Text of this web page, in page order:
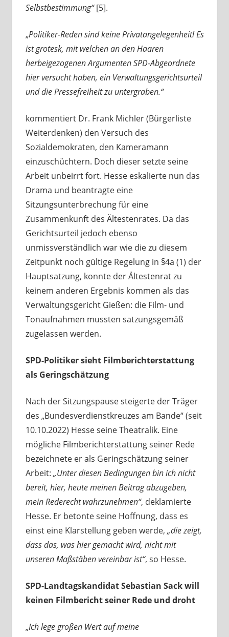
Selbstbestimmung“[5].
„Politiker-Reden sind keine Privatangelegenheit! Es
ist grotesk, mit welchen an den Haaren
herbeigezogenen Argumenten SPD-Abgeordnete
hier versucht haben, ein Verwaltungsgerichtsurteil
und die Pressefreiheit zu untergraben.“
kommentiert Dr. Frank Michler (Bürgerliste
Weiterdenken) den Versuch des
Sozialdemokraten, den Kameramann
einzuschüchtern. Doch dieser setzte seine
Arbeit unbeirrt fort. Hesse eskalierte nun das
Drama und beantragte eine
Sitzungsunterbrechung für eine
Zusammenkunft des Ältestenrates. Da das
Gerichtsurteil jedoch ebenso
unmissverständlich war wie die zu diesem
Zeitpunkt noch gültige Regelung in §4a (1) der
Hauptsatzung, konnte der Ältestenrat zu
keinem anderen Ergebnis kommen als das
Verwaltungsgericht Gießen: die Film- und
Tonaufnahmen mussten satzungsgemäß
zugelassen werden.
SPD-Politiker sieht Filmberichterstattung
als Geringschätzung
Nach der Sitzungspause steigerte der Träger
des „Bundesverdienstkreuzes am Bande“ (seit
10.10.2022) Hesse seine Theatralik. Eine
mögliche Filmberichterstattung seiner Rede
bezeichnete er als Geringschätzung seiner
Arbeit:„Unter diesen Bedingungen bin ich nicht
bereit, hier, heute meinen Beitrag abzugeben,
mein Rederecht wahrzunehmen“, deklamierte
Hesse. Er betonte seine Hoffnung, dass es
einst eine Klarstellung geben werde,„die zeigt,
dass das, was hier gemacht wird, nicht mit
unseren Maßstäben vereinbar ist“, so Hesse.
SPD-Landtagskandidat Sebastian Sack will
keinen Filmbericht seiner Rede und droht
„Ich lege großen Wert auf meine